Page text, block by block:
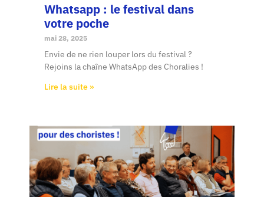
Whatsapp : le festival dans
votre poche
mai 28, 2025
Envie de ne rien louper lors du festival ?
Rejoins la chaîne WhatsApp des Choralies !
Lire la suite »